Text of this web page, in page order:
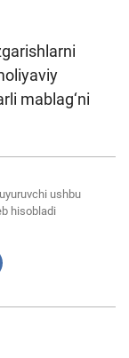
mablag‘ni
ushbu
hisobladi